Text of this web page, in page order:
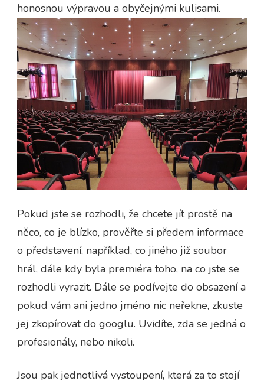
honosnou výpravou a obyčejnými kulisami.
Pokud jste se rozhodli, že chcete jít prostě na
něco, co je blízko, prověřte si předem informace
o představení, například, co jiného již soubor
hrál, dále kdy byla premiéra toho, na co jste se
rozhodli vyrazit. Dále se podívejte do obsazení a
pokud vám ani jedno jméno nic neřekne, zkuste
jej zkopírovat do googlu. Uvidíte, zda se jedná o
profesionály, nebo nikoli.
Jsou pak jednotlivá vystoupení, která za to stojí